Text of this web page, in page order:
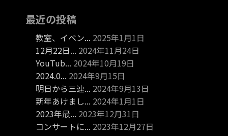
最近の投稿
教室、イベン... 2025年1月1日
12月22日... 2024年11月24日
YouTub... 2024年10月19日
2024.0... 2024年9月15日
明日から三連... 2024年9月13日
新年あけまし... 2024年1月1日
2023年最... 2023年12月31日
コンサートに... 2023年12月27日